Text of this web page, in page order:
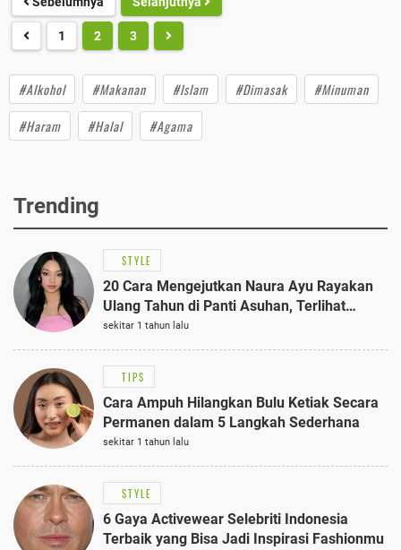
1 2 3
#Alkohol #Makanan #Islam #Dimasak
#Minuman
#Haram
#Halal #Agama
Trending
STYLE
20 Cara Mengejutkan Naura Ayu Rayakan
Ulang Tahun di Panti Asuhan, Terlihat
Anggun dengan Kaftan Cokelat
sekitar 1 tahun lalu
TIPS
Cara Ampuh Hilangkan Bulu Ketiak Secara
Permanen dalam 5 Langkah Sederhana
sekitar 1 tahun lalu
STYLE
6 Gaya Activewear Selebriti Indonesia
Terbaik yang Bisa Jadi Inspirasi Fashionmu